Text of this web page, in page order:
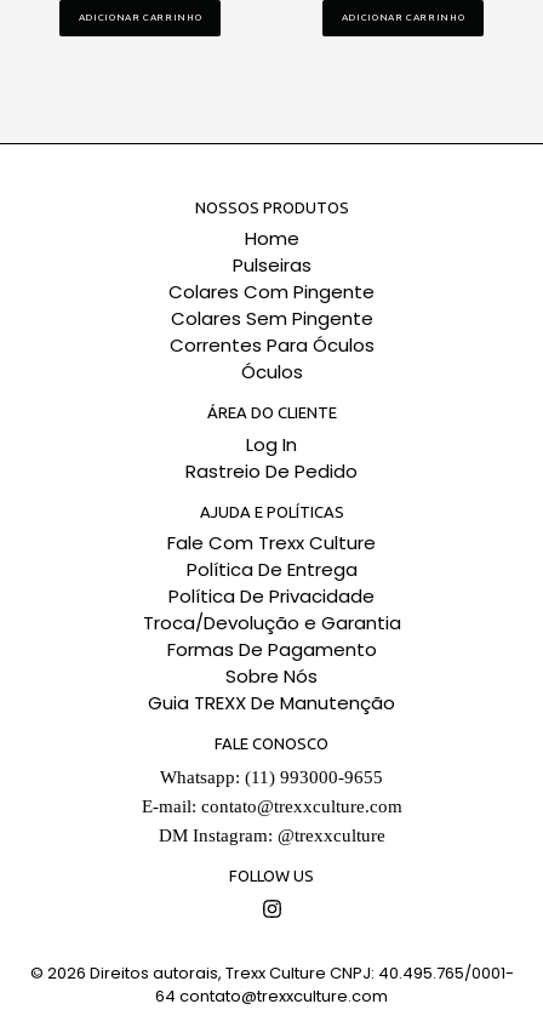
ADICIONAR CARRINHO ADICIONAR CARRINHO
NOSSOS PRODUTOS
Home
Pulseiras
Colares Com Pingente
Colares Sem Pingente
Correntes Para Óculos
Óculos
ÁREA DO CLIENTE
Log In
Rastreio De Pedido
AJUDA E POLÍTICAS
Fale Com Trexx Culture
Política De Entrega
Política De Privacidade
Troca/Devolução e Garantia
Formas De Pagamento
Sobre Nós
Guia TREXX De Manutenção
FALE CONOSCO
Whatsapp: (11) 993000-9655
E-mail: contato@trexxculture.com
DM Instagram: @trexxculture
FOLLOW US
Instagram
© 2026 Direitos autorais, Trexx Culture CNPJ: 40.495.765/0001-
64 contato@trexxculture.com